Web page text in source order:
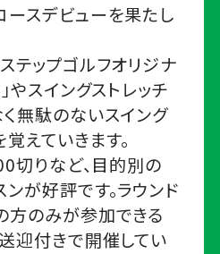
ースデビューを果たし
テップゴルフオリジナ
やスイングストレッチ
無駄のないスイング
覚えていきます。
切りなど、目的別の
が好評です。ラウンド
方のみが参加できる
迎付きで開催してい